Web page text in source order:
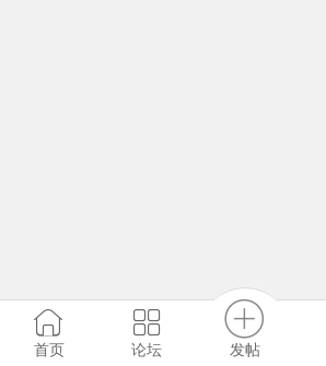
首页 论坛 发帖